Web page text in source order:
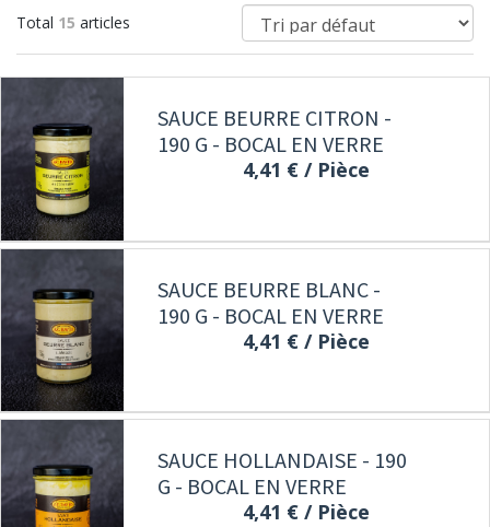
Total 15 articles
SAUCE BEURRE CITRON -
190 G - BOCAL EN VERRE
4,41 €/ Pièce
SAUCE BEURRE BLANC -
190 G - BOCAL EN VERRE
4,41 €/ Pièce
SAUCE HOLLANDAISE - 190
G - BOCAL EN VERRE
4,41 €/ Pièce